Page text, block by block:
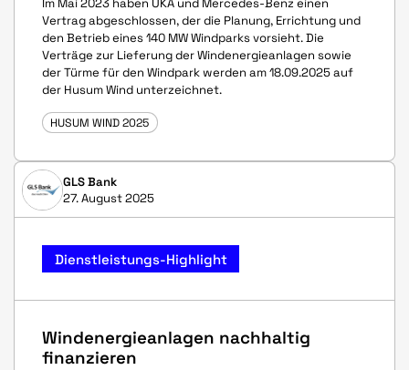
Im Mai 2023 haben UKA und Mercedes-Benz einen
Vertrag abgeschlossen, der die Planung, Errichtung und
den Betrieb eines 140 MW Windparks vorsieht. Die
Verträge zur Lieferung der Windenergieanlagen sowie
der Türme für den Windpark werden am 18.09.2025 auf
der Husum Wind unterzeichnet.
HUSUM WIND 2025
GLS Bank
27. August 2025
Dienstleistungs-Highlight
Windenergieanlagen nachhaltig
finanzieren